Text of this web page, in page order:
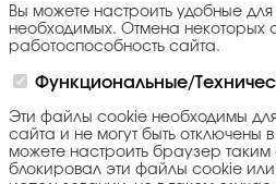
Вы можете настроить удобные
необходимых. Отмена некоторых
работоспособность сайта.
Функциональные/
Эти файлы cookie необходимы
сайта и не могут быть отключены
можете настроить браузер
блокировал эти файлы cookie